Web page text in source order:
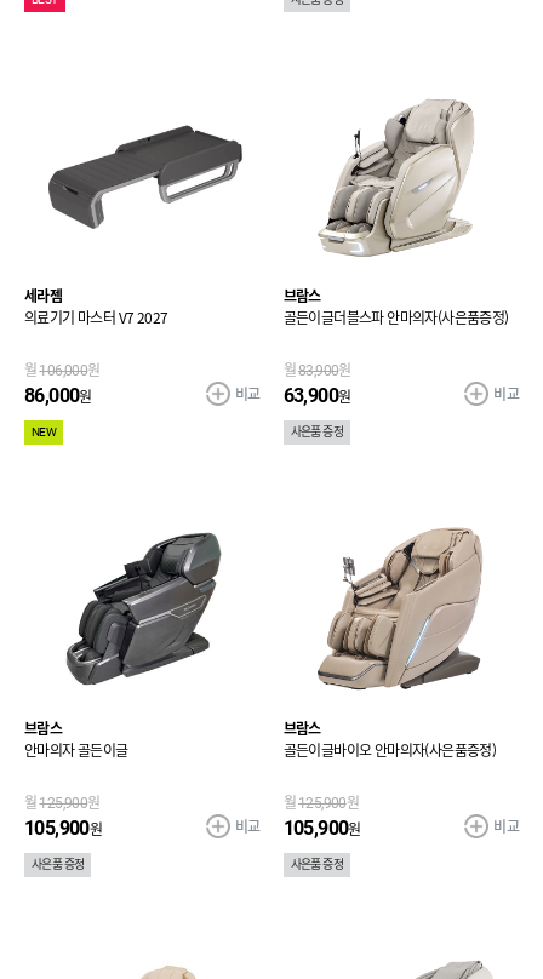
세라젬
의료기기 마스터 V7 2027
월 106,000원
86,000원
NEW
비교
브람스
골든이글더블스파 안마의자(사은품증정)
월 83,900원
63,900원
사은품 증정
비교
브람스
안마의자 골든이글
월 125,900원
105,900원
사은품 증정
비교
브람스
골든이글바이오 안마의자(사은품증정)
월 125,900원
105,900원
사은품 증정
비교